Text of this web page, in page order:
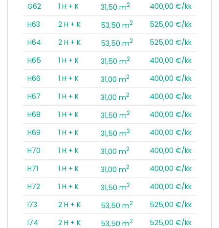
G62
1 H + K 31,50 m2
400,00 €/kk
H63
2 H + K 53,50 m2
525,00 €/kk
H64
2 H + K 53,50 m2
525,00 €/kk
H65
1 H + K 31,50 m2
400,00 €/kk
H66
1 H + K 31,00 m2
400,00 €/kk
H67
1 H + K 31,00 m2
400,00 €/kk
H68
1 H + K 31,50 m2
400,00 €/kk
H69
1 H + K 31,50 m2
400,00 €/kk
H70
1 H + K 31,00 m2
400,00 €/kk
H71
1 H + K 31,00 m2
400,00 €/kk
H72
1 H + K 31,50 m2
400,00 €/kk
I73
2 H + K 53,50 m2
525,00 €/kk
I74
2 H + K 53,50 m2 525,00 €/kk